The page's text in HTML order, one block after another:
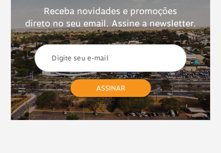
Receba novidades e promoções
direto no seu email. Assine a newsletter.
ASSINAR